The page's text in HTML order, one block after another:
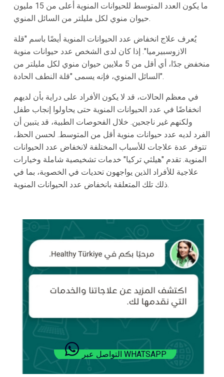
ما يكون العدد المتوسط للحيوانات المنوية أعلى من 15 مليون
حيوان منوي لكل مليلتر من السائل المنوي.
يُعرف علاج انخفاض عدد الحيوانات المنوية أيضًا باسم "قلة
الازوسبيرميا". إذا كان لدى الشخص عدد حيوانات منوية
منخفض جدًا، أي أقل من 5 ملايين حيوان منوي لكل مليلتر من
السائل المنوي، فإنه يسمى "قلة النطف الحادة".
في معظم الحالات، قد لا يكون الأفراد على دراية بأن لديهم
انخفاضًا في عدد الحيوانات المنوية حتى يحاولوا إنجاب طفل
ولكنهم غير ناجحين. خلال الفحوصات الطبية، قد يتبين أن
الفرد لديه عدد حيوانات منوية أقل من المتوسط. لحسن الحظ،
تتوفر عدة علاجات للأسباب المختلفة لانخفاض عدد الحيوانات
المنوية. تقدم "هيلثي تركيا" خدمات تشخيصية شاملة وخيارات
علاجية للأفراد الذين يواجهون تحديات في الخصوبة، بما في
ذلك تلك المتعلقة بانخفاض عدد الحيوانات المنوية.
التواصل عبر WHATSAPP